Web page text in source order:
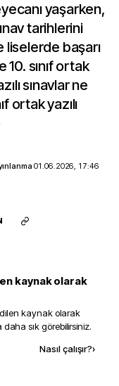
yaşarken,
tarihlerini
liselerde başarı
sınıf ortak
sınavlar ne
ortak yazılı
01.06.2026, 17:46
kaynak olarak
kaynak olarak
sık görebilirsiniz.
Nasıl çalışır?›